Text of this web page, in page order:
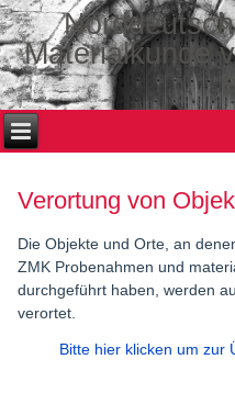
Materialkunde
Verortung von
Die Objekte und Orte, an
ZMK Probenahmen und
durchgeführt haben, werden
verortet.
Bitte hier klicken um zur